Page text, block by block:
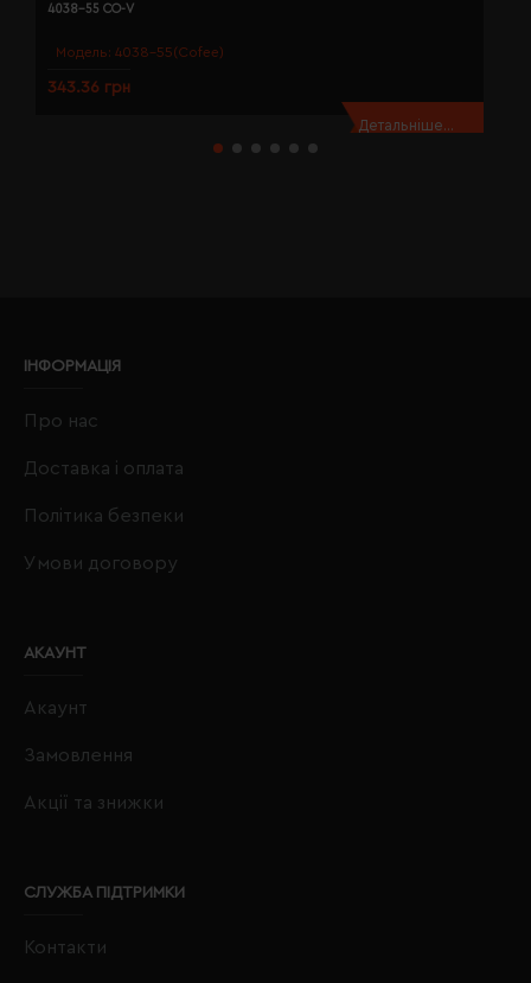
Модель: 4038-55(Cofee)
4038-55 CO-V
343.36 грн
Детальніше...
ІНФОРМАЦІЯ
Про нас
Доставка і оплата
Політика безпеки
Умови договору
АКАУНТ
Акаунт
Замовлення
Акції та знижки
СЛУЖБА ПІДТРИМКИ
Контакти